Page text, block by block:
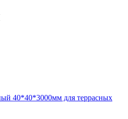
40*40*3000мм для террасных